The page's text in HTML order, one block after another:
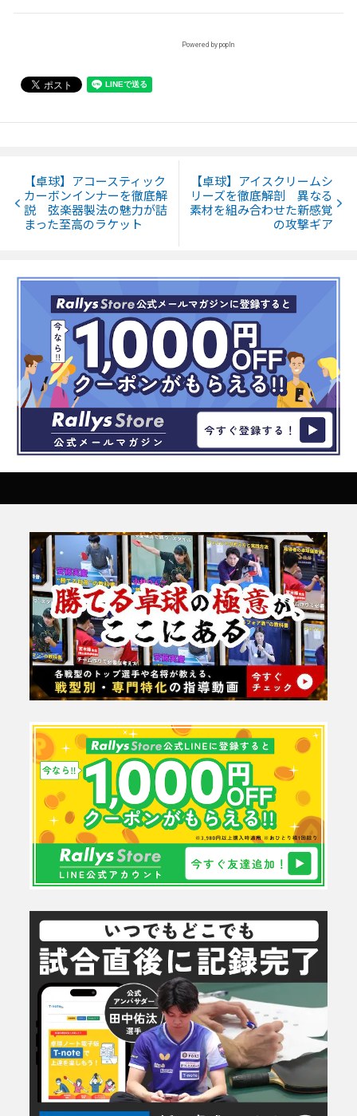
Powered by popIn
【卓球】アコースティック
カーボンインナーを徹底解
説 弦楽器製法の魅力が詰
まった至高のラケット
【卓球】アイスクリームシ
リーズを徹底解剖 異なる
素材を組み合わせた新感覚
の攻撃ギア